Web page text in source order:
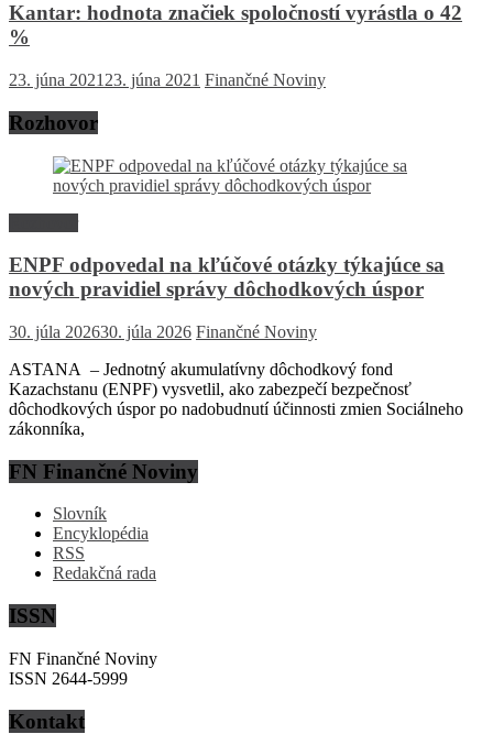
Kantar: hodnota značiek spoločností vyrástla o 42
%
23. júna 2021 23. júna 2021 Finančné Noviny
Rozhovor
ENPF odpovedal na kľúčové otázky týkajúce sa
nových pravidiel správy dôchodkových úspor
30. júla 202630. júla 2026 Finančné Noviny
ASTANA – Jednotný akumulatívny dôchodkový fond
Kazachstanu (ENPF) vysvetlil, ako zabezpečí bezpečnosť
dôchodkových úspor po nadobudnutí účinnosti zmien Sociálneho
zákonníka,
FN Finančné Noviny
Slovník
Encyklopédia
RSS
Redakčná rada
ISSN
FN Finančné Noviny
ISSN 2644-5999
Kontakt